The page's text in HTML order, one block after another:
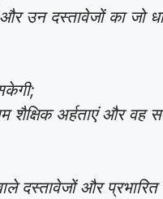
दस्तावेजों का जो
शैक्षिक अर्हताएं और वह
दस्तावेजों और